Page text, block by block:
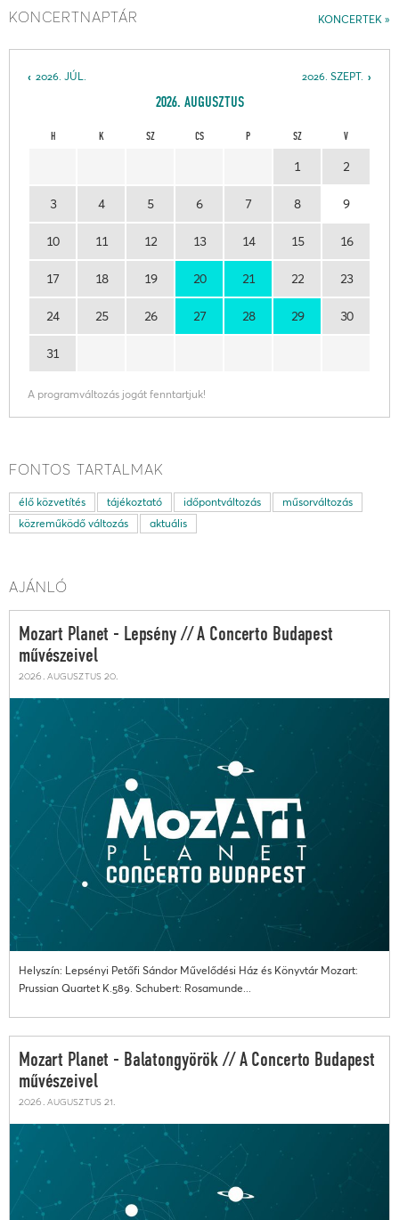
KONCERTEK
KONCERTNAPTÁR
2026. SZEPT.
2026. JÚL.
2026. AUGUSZTUS
H K SZ CS P SZ V
1 2
3 4 5 6 7 8 9
10 11 12 13 14 15 16
17 18 19 20 21 22 23
24 25 26 27 28 29 30
31
A programváltozás jogát fenntartjuk!
FONTOS TARTALMAK
élő közvetítés tájékoztató időpontváltozás
műsorváltozás
közreműködő változás
aktuális
AJÁNLÓ
Mozart Planet - Lepsény // A Concerto Budapest
művészeivel
2026. augusztus 20.
Helyszín: Lepsényi Petőfi Sándor Művelődési Ház és Könyvtár Mozart:
Prussian Quartet K.589. Schubert: Rosamunde...
Mozart Planet - Balatongyörök // A Concerto Budapest
művészeivel
2026. augusztus 21.